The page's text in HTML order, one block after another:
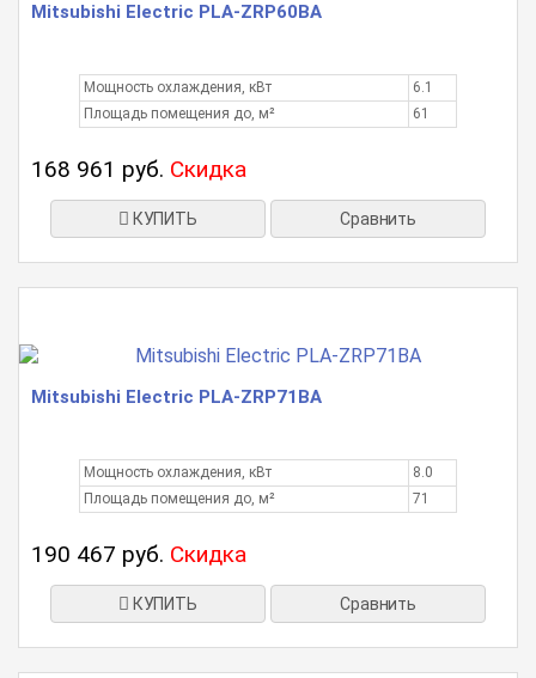
Mitsubishi Electric PLA-ZRP60BA
Мощность охлаждения, кВт
6.1
Площадь помещения до, м²
61
168 961 руб. Скидка
КУПИТЬ Сравнить
Mitsubishi Electric PLA-ZRP71BA
Мощность охлаждения, кВт
8.0
Площадь помещения до, м²
71
190 467 руб. Скидка
КУПИТЬ Сравнить